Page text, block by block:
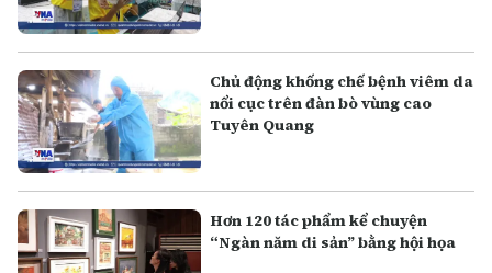
Chủ động khống chế bệnh viêm da
nổi cục trên đàn bò vùng cao
Tuyên Quang
Hơn 120 tác phẩm kể chuyện
“Ngàn năm di sản” bằng hội họa